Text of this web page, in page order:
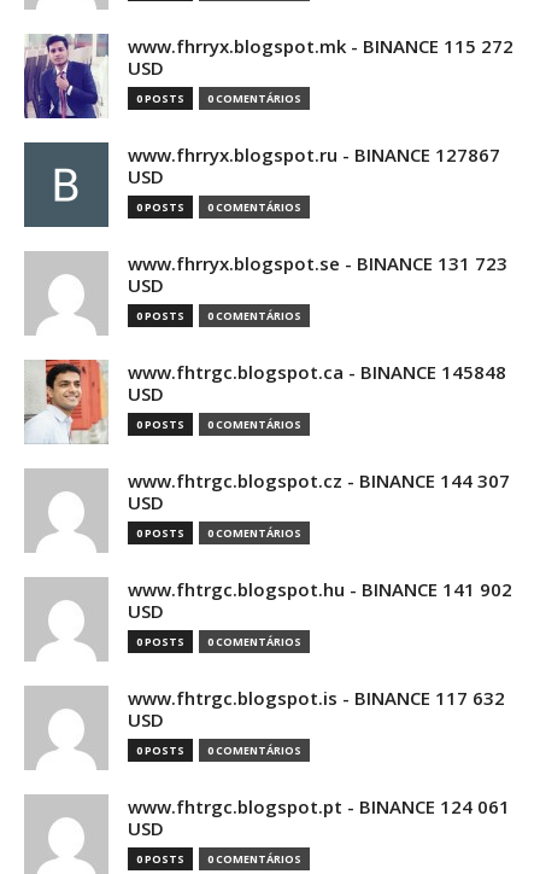
www.fhrryx.blogspot.mk - BINANCE 115 272
USD
0 POSTS 0 COMENTÁRIOS
www.fhrryx.blogspot.ru - BINANCE 127867
USD
0 POSTS 0 COMENTÁRIOS
www.fhrryx.blogspot.se - BINANCE 131 723
USD
0 POSTS 0 COMENTÁRIOS
www.fhtrgc.blogspot.ca - BINANCE 145848
USD
0 POSTS 0 COMENTÁRIOS
www.fhtrgc.blogspot.cz - BINANCE 144 307
USD
0 POSTS 0 COMENTÁRIOS
www.fhtrgc.blogspot.hu - BINANCE 141 902
USD
0 POSTS 0 COMENTÁRIOS
www.fhtrgc.blogspot.is - BINANCE 117 632
USD
0 POSTS 0 COMENTÁRIOS
www.fhtrgc.blogspot.pt - BINANCE 124 061
USD
0 POSTS 0 COMENTÁRIOS